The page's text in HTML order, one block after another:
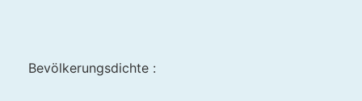
Bevölkerungsdichte :